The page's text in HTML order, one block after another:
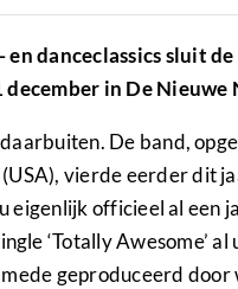
danceclassics sluit
in De
De band,
vierde eerder dit
eigenlijk officieel al een
‘Totally Awesome’ al
geproduceerd